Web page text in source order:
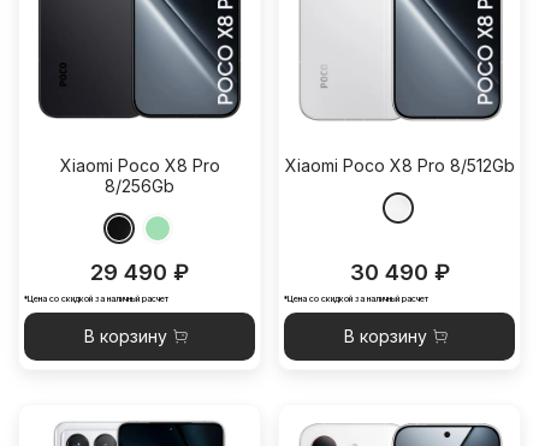
Xiaomi Poco X8 Pro
8/256Gb
29 490 ₽
*Цена со скидкой за наличный расчет
В корзину
Xiaomi Poco X8 Pro 8/512Gb
30 490 ₽
*Цена со скидкой за наличный расчет
В корзину